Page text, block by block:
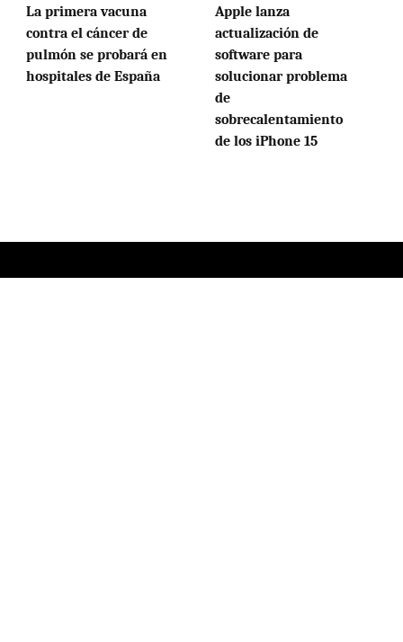
La primera vacuna
contra el cáncer de
pulmón se probará en
hospitales de España
Apple lanza
actualización de
software para
solucionar problema
de
sobrecalentamiento
de los iPhone 15